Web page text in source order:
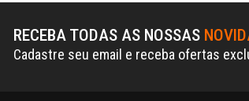
RECEBA TODAS AS NOSSAS
Cadastre seu email e receba ofertas